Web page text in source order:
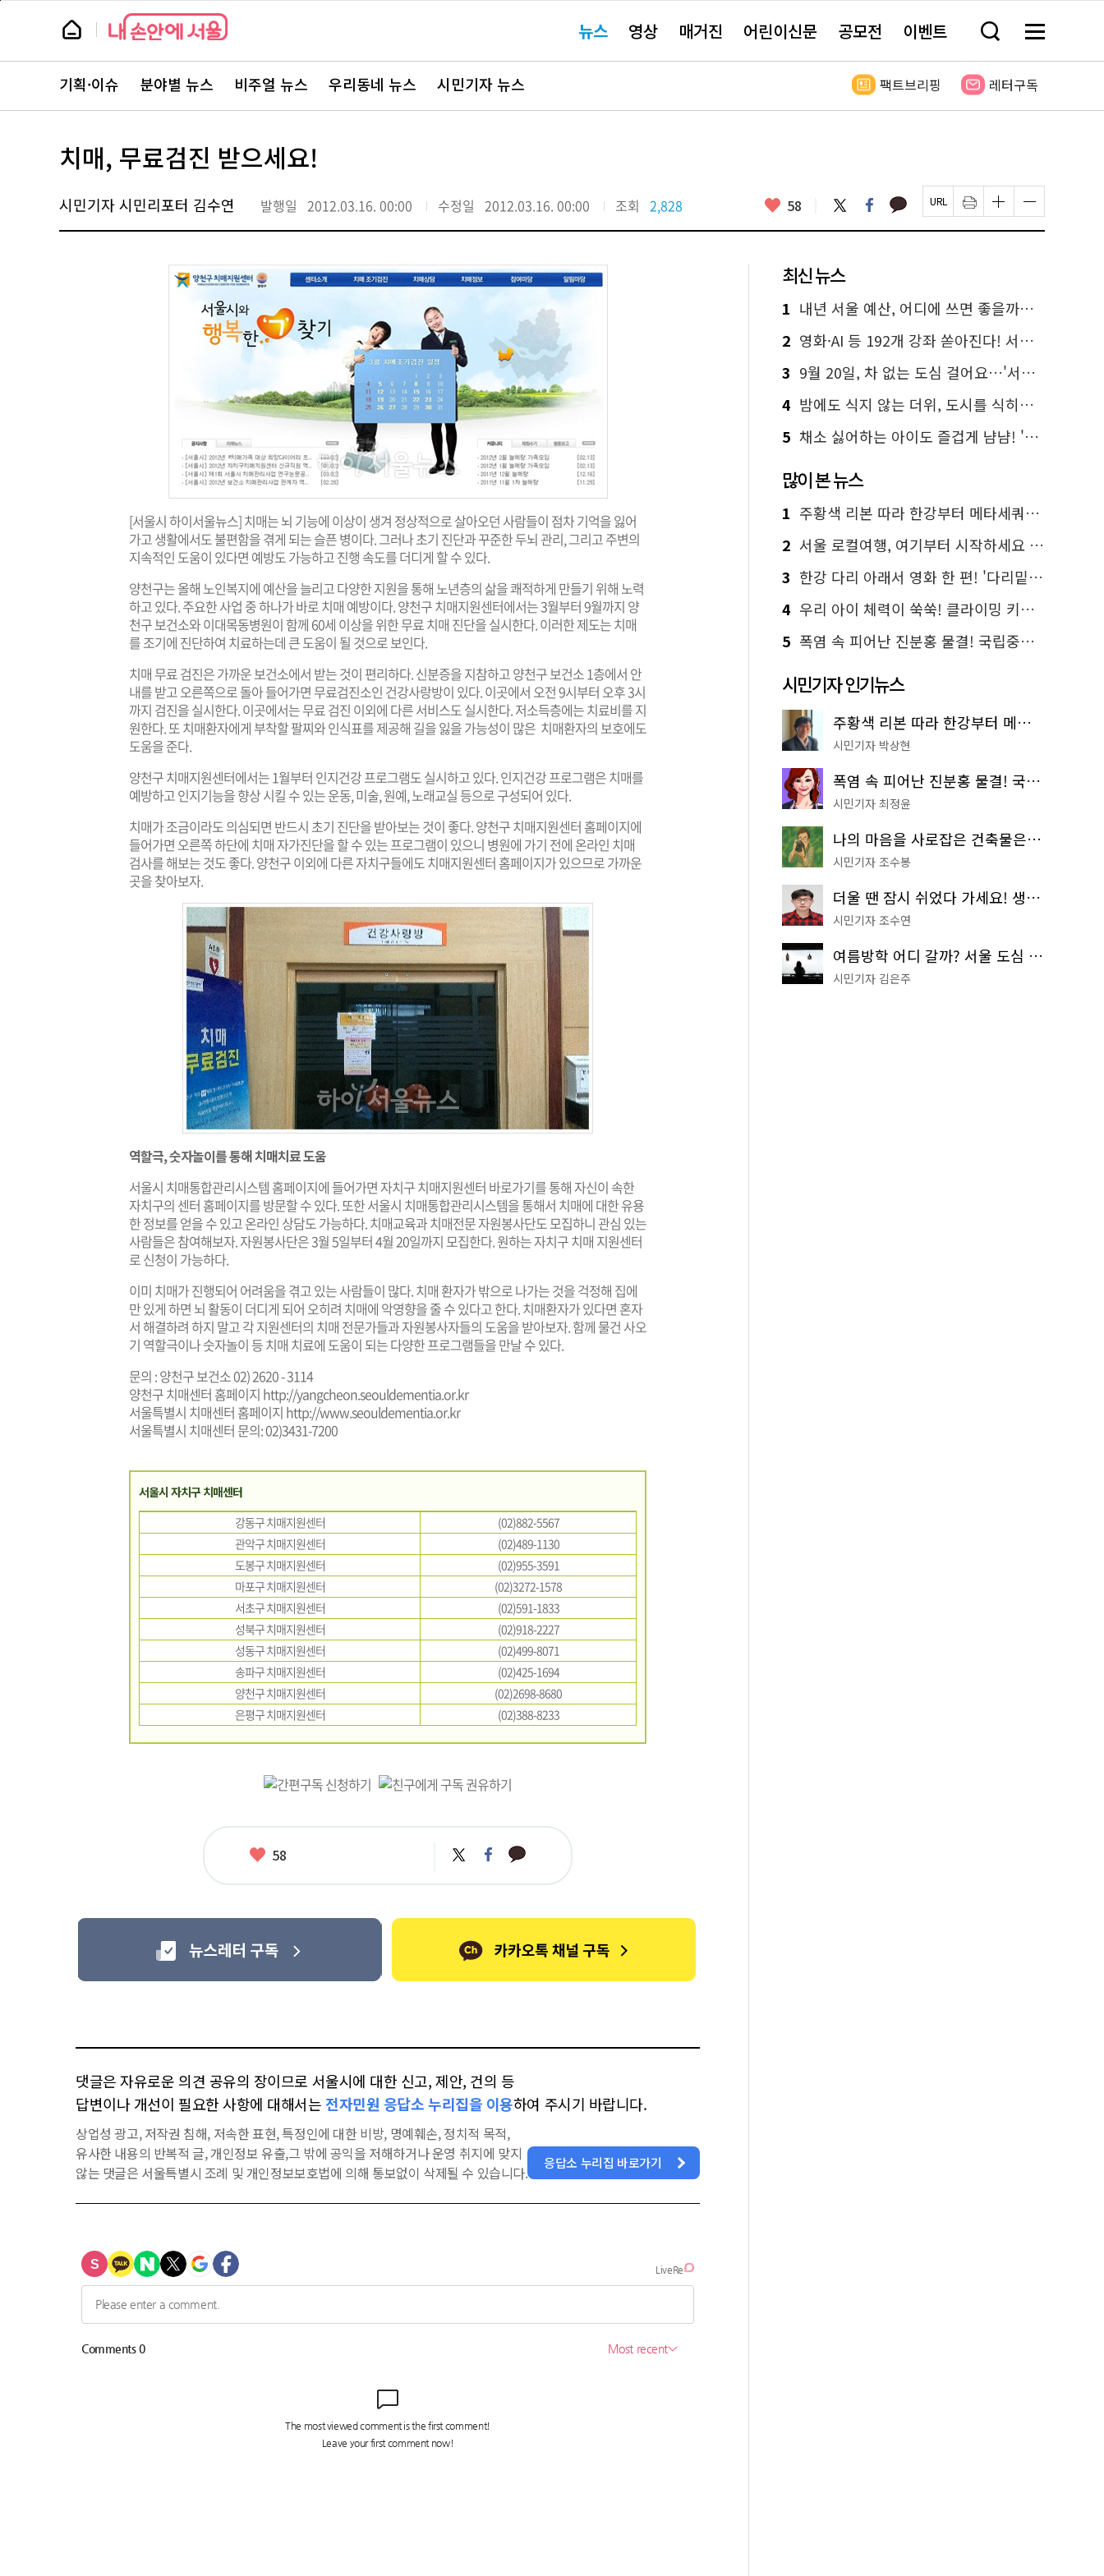
본
뉴
스 요뉴스 영상 매거진 어린이신문 공모전 이벤트 검
창
기
메
전
보
뉴
스
주
서
바
로
기획·이슈 분야별 뉴스 비주얼 뉴스 우리동네 뉴스 시민기자 뉴스 팩트브리핑 레터구독
치매, 무료검진 받으세요!
시민기자 시민리포터 김수연 발행일 2012.03.16. 00:00 수정일 2012.03.16. 00:00 조회 2,828 좋
요
58 트
위
터
페
이
스
카
카 페
이
지
인
쇄
하
글
자
크
하
기
글
자
크
하
[서울시 하이서울뉴스] 치매는 뇌 기능에 이상이 생겨 정상적으로 살아오던 사람들이 점차 기억을 잃어
가고 생활에서도 불편함을 겪게 되는 슬픈 병이다. 그러나 초기 진단과 꾸준한 두뇌 관리, 그리고 주변의
지속적인 도움이 있다면 예방도 가능하고 진행 속도를 더디게 할 수 있다.
양천구는 올해 노인복지에 예산을 늘리고 다양한 지원을 통해 노년층의 삶을 쾌적하게 만들기 위해 노력
하고 있다. 주요한 사업 중 하나가 바로 치매 예방이다. 양천구 치매지원센터에서는 3월부터 9월까지 양
천구 보건소와 이대목동병원이 함께 60세 이상을 위한 무료 치매 진단을 실시한다. 이러한 제도는 치매
를 조기에 진단하여 치료하는데 큰 도움이 될 것으로 보인다.
치매 무료 검진은 가까운 보건소에서 받는 것이 편리하다. 신분증을 지참하고 양천구 보건소 1층에서 안
내를 받고 오른쪽으로 돌아 들어가면 무료검진소인 건강사랑방이 있다. 이곳에서 오전 9시부터 오후 3시
까지 검진을 실시한다. 이곳에서는 무료 검진 이외에 다른 서비스도 실시한다. 저소득층에는 치료비를 지
원한다. 또 치매환자에게 부착할 팔찌와 인식표를 제공해 길을 잃을 가능성이 많은 치매환자의 보호에도
도움을 준다.
양천구 치매지원센터에서는 1월부터 인지건강 프로그램도 실시하고 있다. 인지건강 프로그램은 치매를
예방하고 인지기능을 향상 시킬 수 있는 운동, 미술, 원예, 노래교실 등으로 구성되어 있다.
치매가 조금이라도 의심되면 반드시 초기 진단을 받아보는 것이 좋다. 양천구 치매지원센터 홈페이지에
들어가면 오른쪽 하단에 치매 자가진단을 할 수 있는 프로그램이 있으니 병원에 가기 전에 온라인 치매
검사를 해보는 것도 좋다. 양천구 이외에 다른 자치구들에도 치매지원센터 홈페이지가 있으므로 가까운
곳을 찾아보자.
역할극, 숫자놀이를 통해 치매치료 도움
서울시 치매통합관리시스템 홈페이지에 들어가면 자치구 치매지원센터 바로가기를 통해 자신이 속한
자치구의 센터 홈페이지를 방문할 수 있다. 또한 서울시 치매통합관리시스템을 통해서 치매에 대한 유용
한 정보를 얻을 수 있고 온라인 상담도 가능하다. 치매교육과 치매전문 자원봉사단도 모집하니 관심 있는
사람들은 참여해보자. 자원봉사단은 3월 5일부터 4월 20일까지 모집한다. 원하는 자치구 치매 지원센터
로 신청이 가능하다.
이미 치매가 진행되어 어려움을 겪고 있는 사람들이 많다. 치매 환자가 밖으로 나가는 것을 걱정해 집에
만 있게 하면 뇌 활동이 더디게 되어 오히려 치매에 악영향을 줄 수 있다고 한다. 치매환자가 있다면 혼자
서 해결하려 하지 말고 각 지원센터의 치매 전문가들과 자원봉사자들의 도움을 받아보자. 함께 물건 사오
기 역할극이나 숫자놀이 등 치매 치료에 도움이 되는 다양한 프로그램들을 만날 수 있다.
문의 : 양천구 보건소 02) 2620 - 3114
양천구 치매센터 홈페이지 http://yangcheon.seouldementia.or.kr
서울특별시 치매센터 홈페이지 http://www.seouldementia.or.kr
서울특별시 치매센터 문의: 02)3431-7200
서울시 자치구 치매센터
강동구 치매지원센터
(02)882-5567
관악구 치매지원센터
(02)489-1130
도봉구 치매지원센터
(02)955-3591
마포구 치매지원센터
(02)3272-1578
서초구 치매지원센터
(02)591-1833
성북구 치매지원센터
(02)918-2227
성동구 치매지원센터
(02)499-8071
송파구 치매지원센터
(02)425-1694
양천구 치매지원센터
(02)2698-8680
은평구 치매지원센터
(02)388-8233
좋
58 트
위
페
이
카
카
댓글은 자유로운 의견 공유의 장이므로 서울시에 대한 신고, 제안, 건의 등
답변이나 개선이 필요한 사항에 대해서는 전자민원 응답소 누리집을 이용하여 주시기 바랍니다.
상업성 광고, 저작권 침해, 저속한 표현, 특정인에 대한 비방, 명예훼손, 정치적 목적,
유사한 내용의 반복적 글, 개인정보 유출,그 밖에 공익을 저해하거나 운영 취지에 맞지
않는 댓글은 서울특별시 조례 및 개인정보보호법에 의해 통보없이 삭제될 수 있습니다.
응답소 누리집 바로가기
최신 뉴스
1 내년 서울 예산, 어디에 쓰면 좋을까요? 온라인 투표
2 영화·AI 등 192개 강좌 쏟아진다! 서울시민대학 선착순 신청
3 9월 20일, 차 없는 도심 걸어요…'서울 걷자 페스티벌' 선착순 5천명
4 밤에도 식지 않는 더위, 도시를 식히는 시원한 해법은?
5 채소 싫어하는 아이도 즐겁게 냠냠! '찾아가는 서울시 식생활 교육' 현장
많이 본 뉴스
1 주황색 리본 따라 한강부터 메타세쿼이아 숲길까지…서울둘레길 15코스
2 서울 로컬여행, 여기부터 시작하세요 '서울에디션25'
3 한강 다리 아래서 영화 한 편! '다리밑 영화관' 무료 상영
4 우리 아이 체력이 쑥쑥! 클라이밍 키즈카페·어린이 체력장
5 폭염 속 피어난 진분홍 물결! 국립중앙박물관 배롱나무 명소
시민기자 인기뉴스
주황색 리본 따라 한강부터 메타세쿼이아 숲길까지…서울둘레길 15코스
시민기자 박상현
폭염 속 피어난 진분홍 물결! 국립중앙박물관 배롱나무 명소
시민기자 최정윤
나의 마음을 사로잡은 건축물은? '서울시 건축상' 수상작 공개!
시민기자 조수봉
더울 땐 잠시 쉬었다 가세요! 생수 냉장고부터 해피소·무더위쉼터까지
시민기자 조수연
여름방학 어디 갈까? 서울 도심 무료 실내 여행 코스 추천
시민기자 김은주
페